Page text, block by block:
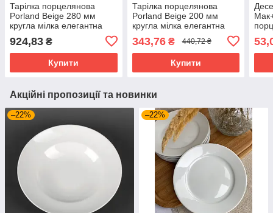
Тарілка порцелянова
Porland Beige 280 мм
кругла мілка елегантна
сервірування 187628/B-6
924,83 ₴
Купити
Тарілка порцелянова
Porland Beige 200 мм
кругла мілка елегантна
посудина для десертів та
закусок 187620/B-6
343,76₴ 440,72 ₴
Купити
Акційні пропозиції та новинки
–22% –22%